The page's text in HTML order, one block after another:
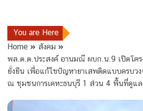
You are Here
Home
สังคม
พล.ต.ต.ประสงค์ อานมณี ผบก.น.9 เปิดโคร
ยั่งยืน เพื่อแก้ไขปัญหายาเสพติดแบบครบวง
ณ ชุมชนการเคหะธนบุรี 1 ส่วน 4 พื้นที่ดูแ